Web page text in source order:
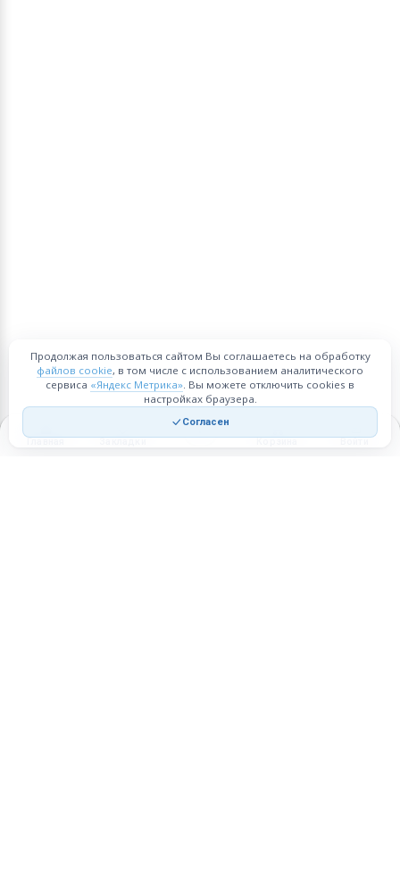
Главная Закладки Корзина Войти
Продолжая пользоваться сайтом Вы соглашаетесь на обработку
файлов cookie, в том числе с использованием аналитического
сервиса «Яндекс Метрика». Вы можете отключить cookies в
настройках браузера.
Согласен